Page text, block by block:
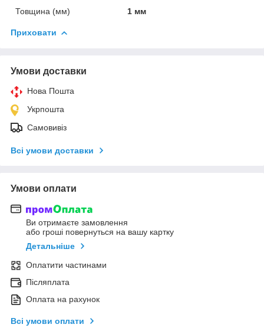
Товщина (мм)
1 мм
Приховати
Умови доставки
Нова Пошта
Укрпошта
Самовивіз
Всі умови доставки
Умови оплати
Ви отримаєте замовлення
або гроші повернуться на вашу картку
Детальніше
Оплатити частинами
Післяплата
Оплата на рахунок
Всі умови оплати